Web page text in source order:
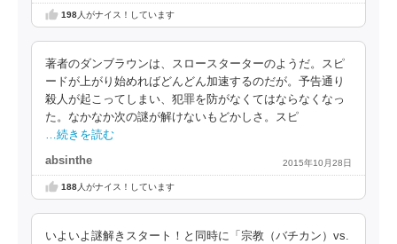
198人がナイス！しています
著者のダンブラウンは、スロースターターのようだ。スピ
ードが上がり始めればどんどん加速するのだが。予告通り
殺人が起こってしまい、犯罪を防がなくてはならなくなっ
た。なかなか次の謎が解けないもどかしさ。スピ
…続きを読む
absinthe 2015年10月28日
188人がナイス！しています
いよいよ謎解きスタート！と同時に「宗教（バチカン）vs.